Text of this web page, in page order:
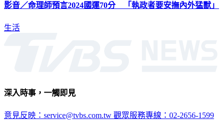
影音／命理師預言2024國運70分 「執政者要安撫內外猛獸」
生活
深入時事，一觸即見
意見反映：service@tvbs.com.tw 觀眾服務專線：02-2656-1599